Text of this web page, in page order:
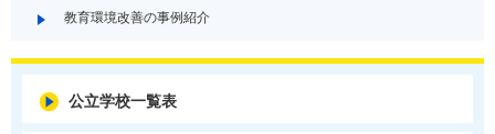
教育環境改善の事例紹介
公立学校一覧表